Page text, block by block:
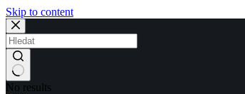
Skip to content
No results